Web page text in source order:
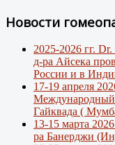
Новости
2025-2026 гг.
д-ра Айсека
России и в
17-19 апреля
Международный
Гайквада (
13-15 марта
ра Банерджи